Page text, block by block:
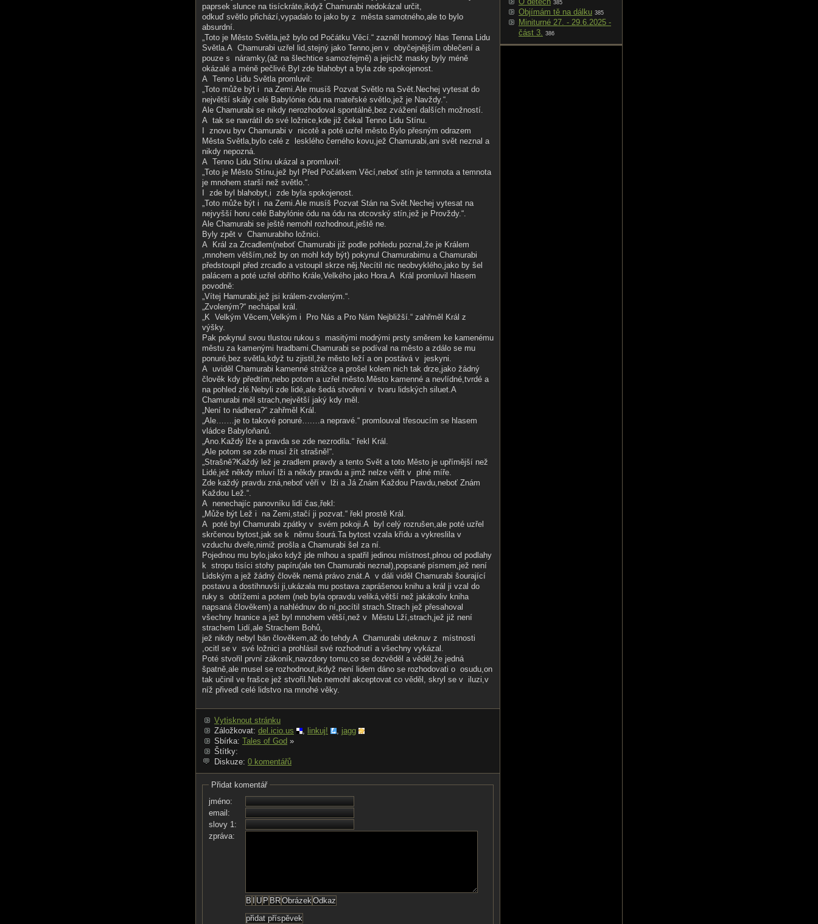
paprsek slunce na tisíckráte,ikdyž Chamurabi nedokázal určit,
odkuď světlo přichází,vypadalo to jako by z města samotného,ale to bylo
absurdní.
„Toto je Město Světla,jež bylo od Počátku Věcí.“ zazněl hromový hlas Tenna Lidu
Světla.A Chamurabi uzřel lid,stejný jako Tenno,jen v obyčejnějším oblečení a
pouze s náramky,(až na šlechtice samozřejmě) a jejichž masky byly méně
okázalé a méně pečlivé.Byl zde blahobyt a byla zde spokojenost.
A Tenno Lidu Světla promluvil:
„Toto může být i na Zemi.Ale musíš Pozvat Světlo na Svět.Nechej vytesat do
největší skály celé Babylónie ódu na mateřské světlo,jež je Navždy.“.
Ale Chamurabi se nikdy nerozhodoval spontálně,bez zvážení dalších možností.
A tak se navrátil do své ložnice,kde již čekal Tenno Lidu Stínu.
I znovu byv Chamurabi v nicotě a poté uzřel město.Bylo přesným odrazem
Města Světla,bylo celé z lesklého černého kovu,jež Chamurabi,ani svět neznal a
nikdy nepozná.
A Tenno Lidu Stínu ukázal a promluvil:
„Toto je Město Stínu,jež byl Před Počátkem Věcí,neboť stín je temnota a temnota
je mnohem starší než světlo.“.
I zde byl blahobyt,i zde byla spokojenost.
„Toto může být i na Zemi.Ale musíš Pozvat Stán na Svět.Nechej vytesat na
nejvyšší horu celé Babylónie ódu na ódu na otcovský stín,jež je Provždy.“.
Ale Chamurabi se ještě nemohl rozhodnout,ještě ne.
Byly zpět v Chamurabiho ložnici.
A Král za Zrcadlem(neboť Chamurabi již podle pohledu poznal,že je Králem
,mnohem větším,než by on mohl kdy být) pokynul Chamurabimu a Chamurabi
předstoupil před zrcadlo a vstoupil skrze něj.Necítil nic neobvyklého,jako by šel
palácem a poté uzřel obřího Krále,Velkého jako Hora.A Král promluvil hlasem
povodně:
„Vítej Hamurabi,jež jsi králem-zvoleným.“.
„Zvoleným?“ nechápal král.
„K Velkým Věcem,Velkým i Pro Nás a Pro Nám Nejbližší.“ zahřměl Král z
výšky.
Pak pokynul svou tlustou rukou s masitými modrými prsty směrem ke kamenému
městu za kamenými hradbami.Chamurabi se podíval na město a zdálo se mu
ponuré,bez světla,když tu zjistil,že město leží a on postává v jeskyni.
A uviděl Chamurabi kamenné strážce a prošel kolem nich tak drze,jako žádný
člověk kdy předtím,nebo potom a uzřel město.Město kamenné a nevlídné,tvrdé a
na pohled zlé.Nebyli zde lidé,ale šedá stvoření v tvaru lidských siluet.A
Chamurabi měl strach,největší jaký kdy měl.
„Není to nádhera?“ zahřměl Král.
„Ale….…je to takové ponuré….…a nepravé.“ promlouval třesoucím se hlasem
vládce Babyloňanů.
„Ano.Každý lže a pravda se zde nezrodila.“ řekl Král.
„Ale potom se zde musí žít strašně!“.
„Strašně?Každý lež je zradlem pravdy a tento Svět a toto Město je upřímější než
Lidé,jež někdy mluví lži a někdy pravdu a jimž nelze věřit v plné míře.
Zde každý pravdu zná,neboť věří v lži a Já Znám Každou Pravdu,neboť Znám
Každou Lež.“.
A nenechajíc panovníku lidí čas,řekl:
„Může být Lež i na Zemi,stačí ji pozvat.“ řekl prostě Král.
A poté byl Chamurabi zpátky v svém pokoji.A byl celý rozrušen,ale poté uzřel
skrčenou bytost,jak se k němu šourá.Ta bytost vzala křídu a vykreslila v
vzduchu dveře,nimiž prošla a Chamurabi šel za ní.
Pojednou mu bylo,jako když jde mlhou a spatřil jedinou místnost,plnou od podlahy
k stropu tisíci stohy papíru(ale ten Chamurabi neznal),popsané písmem,jež není
Lidským a jež žádný člověk nemá právo znát.A v dáli viděl Chamurabi šourající
postavu a dostihnuvši ji,ukázala mu postava zaprášenou knihu a král ji vzal do
ruky s obtížemi a potem (neb byla opravdu veliká,větší než jakákoliv kniha
napsaná člověkem) a nahlédnuv do ní,pocítil strach.Strach jež přesahoval
všechny hranice a jež byl mnohem větší,než v Městu Lží,strach,jež již není
strachem Lidí,ale Strachem Bohů,
jež nikdy nebyl bán člověkem,až do tehdy.A Chamurabi uteknuv z místnosti
,ocitl se v své ložnici a prohlásil své rozhodnutí a všechny vykázal.
Poté stvořil první zákoník,navzdory tomu,co se dozvěděl a věděl,že jedná
špatně,ale musel se rozhodnout,ikdyž není lidem dáno se rozhodovati o osudu,on
tak učinil ve frašce jež stvořil.Neb nemohl akceptovat co věděl, skryl se v iluzi,v
níž přivedl celé lidstvo na mnohé věky.
Vytisknout stránku
Záložkovat: del.icio.us , linkuj! , jagg
Sbírka: Tales of God »
Štítky:
Diskuze: 0 komentářů
Přidat komentář
jméno:
email:
slovy 1:
zpráva:
385
Objímám tě na dálku 385
Miniturné 27. - 29.6.2025 -
část 3. 386